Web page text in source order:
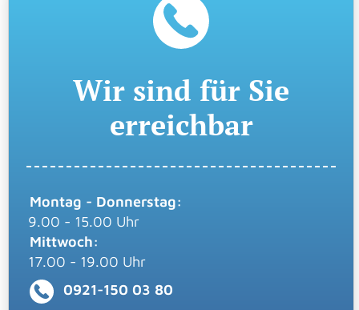
Wir sind für Sie
erreichbar
Montag - Donnerstag:
9.00 - 15.00 Uhr
Mittwoch:
17.00 - 19.00 Uhr
0921-150 03 80